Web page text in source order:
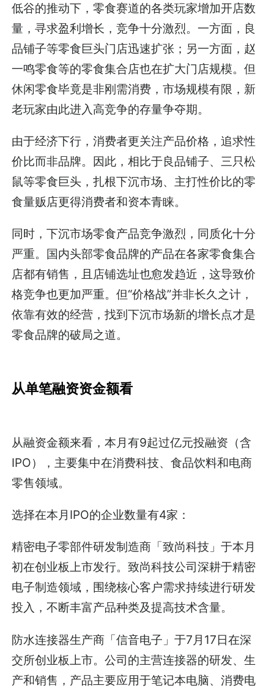
低谷的推动下，零食赛道的各类玩家增加开店数
量，寻求盈利增长，竞争十分激烈。一方面，良
品铺子等零食巨头门店迅速扩张；另一方面，赵
一鸣零食等的零食集合店也在扩大门店规模。但
休闲零食毕竟是非刚需消费，市场规模有限，新
老玩家由此进入高竞争的存量争夺期。
由于经济下行，消费者更关注产品价格，追求性
价比而非品牌。因此，相比于良品铺子、三只松
鼠等零食巨头，扎根下沉市场、主打性价比的零
食量贩店更得消费者和资本青睐。
同时，下沉市场零食产品竞争激烈，同质化十分
严重。国内头部零食品牌的产品在各家零食集合
店都有销售，且店铺选址也愈发趋近，这导致价
格竞争也更加严重。但“价格战”并非长久之计，
依靠有效的经营，找到下沉市场新的增长点才是
零食品牌的破局之道。
从单笔融资资金额看
从融资金额来看，本月有9起过亿元投融资（含
IPO），主要集中在消费科技、食品饮料和电商
零售领域。
选择在本月IPO的企业数量有4家：
精密电子零部件研发制造商「致尚科技」于本月
初在创业板上市发行。致尚科技公司深耕于精密
电子制造领域，围绕核心客户需求持续进行研发
投入，不断丰富产品种类及提高技术含量。
防水连接器生产商「信音电子」于7月17日在深
交所创业板上市。公司的主营连接器的研发、生
产和销售，产品主要应用于笔记本电脑、消费电